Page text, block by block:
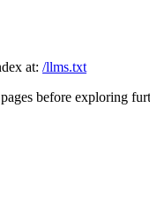
at: /llms.txt
before exploring